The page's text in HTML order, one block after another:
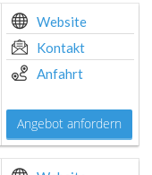
Website
Kontakt
Anfahrt
Angebot anfordern